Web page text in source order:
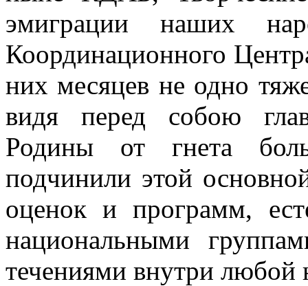
эмиграции наших
Координационного
них месяцев не одно
видя перед собою
Родины от гнета
подчинили этой
оценок и программ,
национальными
течениями внутри любой